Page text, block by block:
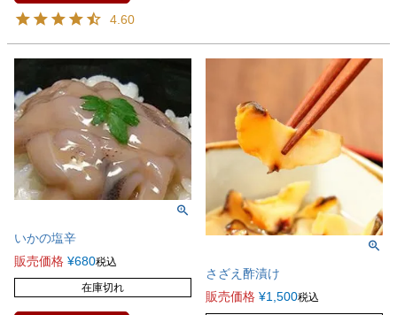
4.60
いかの塩辛
販売価格 ¥680税込
在庫切れ
さざえ酢漬け
販売価格 ¥1,500税込